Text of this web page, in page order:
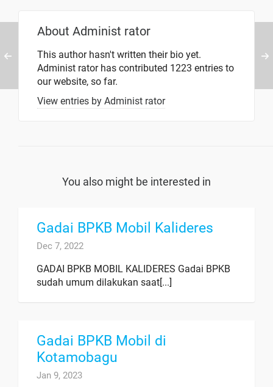
About Administ rator
This author hasn't written their bio yet.
Administ ratorhas contributed 1223 entries to
our website, so far.
View entries by Administ rator
You also might be interested in
Gadai BPKB Mobil Kalideres
Dec 7, 2022
GADAI BPKB MOBIL KALIDERES Gadai BPKB
sudah umum dilakukan saat[...]
Gadai BPKB Mobil di
Kotamobagu
Jan 9, 2023